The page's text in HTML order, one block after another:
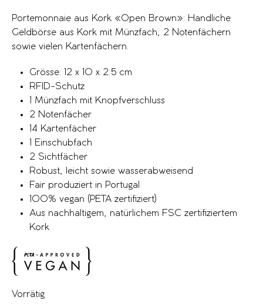
Portemonnaie aus Kork «Open Brown»: Handliche
Geldbörse aus Kork mit Münzfach, 2 Notenfächern
sowie vielen Kartenfächern.
Grösse: 12 x 10 x 2.5 cm
RFID-Schutz
1 Münzfach mit Knopfverschluss
2 Notenfächer
14 Kartenfächer
1 Einschubfach
2 Sichtfächer
Robust, leicht sowie wasserabweisend
Fair produziert in Portugal
100% vegan (PETA zertifiziert)
Aus nachhaltigem, natürlichem FSC zertifiziertem
Kork
Vorrätig